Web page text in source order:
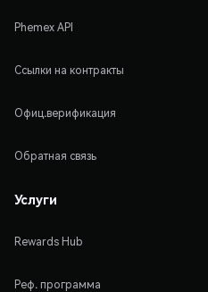
Phemex API
Ссылки на контракты
Офиц.верификация
Обратная связь
Услуги
Rewards Hub
Реф. программа